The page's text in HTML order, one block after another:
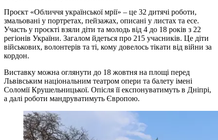
Проєкт «Обличчя української мрії» – це 32 дитячі роботи,
змальовані у портретах, пейзажах, описані у листах та есе.
Участь у проєкті взяли діти та молодь від 4 до 18 років з 22
регіонів України. Загалом йдеться про 215 учасників. Це діти
військових, волонтерів та ті, кому довелось тікати від війни за
кордон.
Виставку можна оглянути до 18 жовтня на площі перед
Львівським національним театром опери та балету імені
Соломії Крушельницької. Опісля її експонуватимуть в Дніпрі,
а далі роботи мандруватимуть Європою.